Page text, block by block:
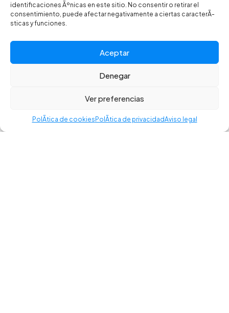
identificaciones Ãºnicas en este sitio. No consentir o retirar el
consentimiento, puede afectar negativamente a ciertas caracterÃ­
sticas y funciones.
Aceptar
Denegar
Ver preferencias
PolÃ­tica de cookies PolÃ­tica de privacidadAviso legal
Gafas
OSBRU GLASSES RACE BRUN
BLACK/GOLD
©2025 CR BIKES - Todos los derechos reservados. Desarrollado
Aviso legal